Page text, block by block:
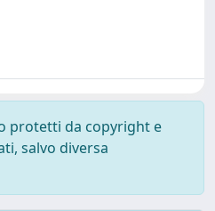
protetti da copyright e
salvo diversa